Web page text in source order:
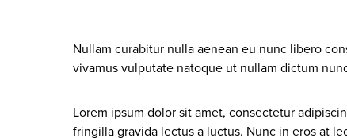
Nullam curabitur nulla aenean eu nunc libero
vivamus vulputate natoque ut nullam dictum
Lorem ipsum dolor sit amet, consectetur
fringilla gravida lectus a luctus. Nunc in eros at